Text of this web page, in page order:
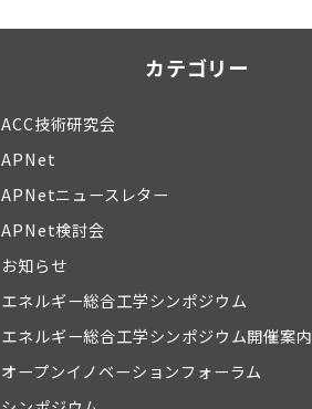
カテゴリー
ACC技術研究会
APNet
APNetニュースレター
APNet検討会
お知らせ
エネルギー総合工学シンポジウム
エネルギー総合工学シンポジウム開催案内
オープンイノベーションフォーラム